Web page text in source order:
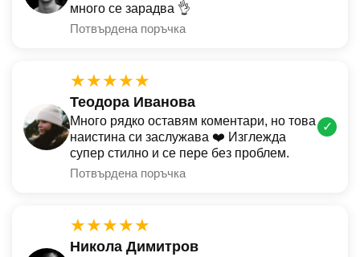
много се зарадва 👌
Потвърдена поръчка
★★★★★
Теодора Иванова
Много рядко оставям коментари, но това
наистина си заслужава ❤️ Изглежда
супер стилно и се пере без проблем.
Потвърдена поръчка
✓
★★★★★
Никола Димитров